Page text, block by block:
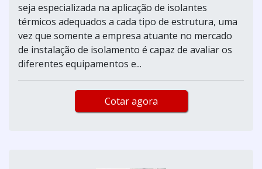
seja especializada na aplicação de isolantes
térmicos adequados a cada tipo de estrutura, uma
vez que somente a empresa atuante no mercado
de instalação de isolamento é capaz de avaliar os
diferentes equipamentos e...
Cotar agora